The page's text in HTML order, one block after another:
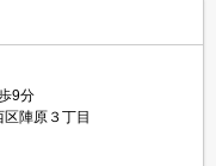
9分
陣原３丁目